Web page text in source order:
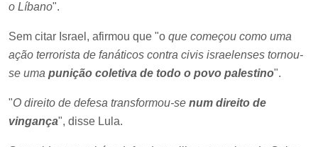
o Líbano".
Sem citar Israel, afirmou que "o que começou como uma
ação terrorista de fanáticos contra civis israelenses tornou-
se uma punição coletiva de todo o povo palestino".
"O direito de defesa transformou-se num direito de
vingança", disse Lula.